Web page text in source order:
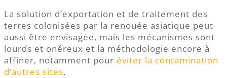
La solution d’exportation et de traitement des
terres colonisées par la renouée asiatique peut
aussi être envisagée, mais les mécanismes sont
lourds et onéreux et la méthodologie encore à
affiner, notamment pour éviter la contamination
d’autres sites.